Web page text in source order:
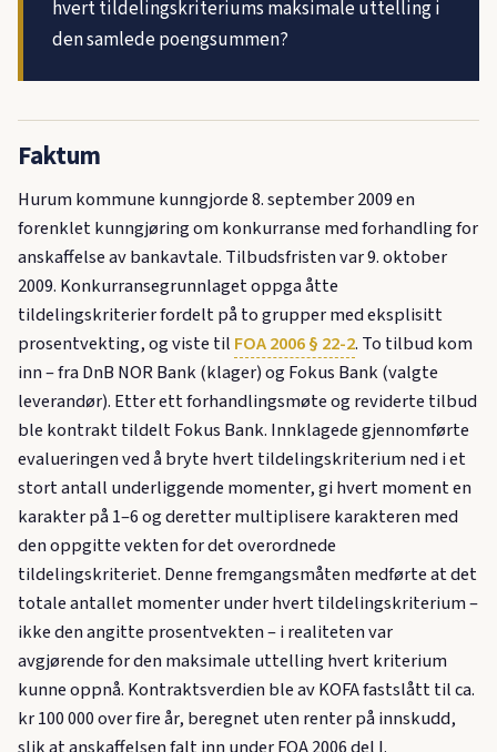
hvert tildelingskriteriums maksimale uttelling i
den samlede poengsummen?
Faktum
Hurum kommune kunngjorde 8. september 2009 en
forenklet kunngjøring om konkurranse med forhandling for
anskaffelse av bankavtale. Tilbudsfristen var 9. oktober
2009. Konkurransegrunnlaget oppga åtte
tildelingskriterier fordelt på to grupper med eksplisitt
prosentvekting, og viste til FOA 2006 § 22-2. To tilbud kom
inn – fra DnB NOR Bank (klager) og Fokus Bank (valgte
leverandør). Etter ett forhandlingsmøte og reviderte tilbud
ble kontrakt tildelt Fokus Bank. Innklagede gjennomførte
evalueringen ved å bryte hvert tildelingskriterium ned i et
stort antall underliggende momenter, gi hvert moment en
karakter på 1–6 og deretter multiplisere karakteren med
den oppgitte vekten for det overordnede
tildelingskriteriet. Denne fremgangsmåten medførte at det
totale antallet momenter under hvert tildelingskriterium –
ikke den angitte prosentvekten – i realiteten var
avgjørende for den maksimale uttelling hvert kriterium
kunne oppnå. Kontraktsverdien ble av KOFA fastslått til ca.
kr 100 000 over fire år, beregnet uten renter på innskudd,